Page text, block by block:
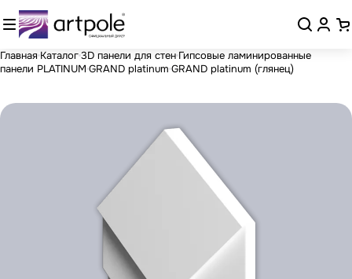
Главная Каталог3D панели для стен Гипсовые ламинированные
панели PLATINUM GRAND platinum GRAND platinum (глянец)